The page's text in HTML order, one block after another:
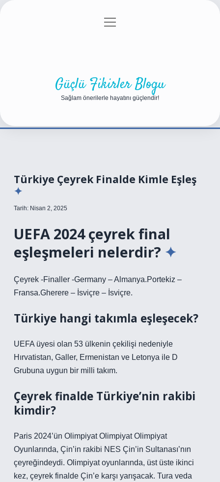
Gizlilik Politikası
menüyü
Güçlü Fikirler Blogu
Sağlam önerilerle hayatını güçlendir!
Türkiye Çeyrek Finalde Kimle Eşleş
Tarih: Nisan 2, 2025
UEFA 2024 çeyrek final
eşleşmeleri nelerdir?
Çeyrek -Finaller -Germany – Almanya.Portekiz –
Fransa.Gherere – İsviçre – İsviçre.
Türkiye hangi takımla eşleşecek?
UEFA üyesi olan 53 ülkenin çekilişi nedeniyle
Hırvatistan, Galler, Ermenistan ve Letonya ile D
Grubuna uygun bir milli takım.
Çeyrek finalde Türkiye’nin rakibi
kimdir?
Paris 2024’ün Olimpiyat Olimpiyat Olimpiyat
Oyunlarında, Çin’in rakibi NES Çin’in Sultanası’nın
çeyreğindeydi. Olimpiyat oyunlarında, üst üste ikinci
kez, çeyrek finalde Çin’e karşı yarışacak. Tura veda